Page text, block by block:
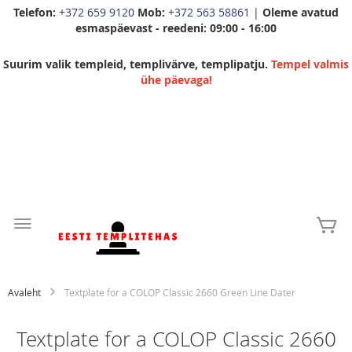
Telefon: +372 659 9120 Mob: +372 563 58861 | Oleme avatud
esmaspäevast - reedeni: 09:00 - 16:00
Suurim valik templeid, templivärve, templipatju. Tempel valmis
ühe päevaga!
Content
Avaleht Textplate for a COLOP Classic 2660 Green Line Dater
Textplate for a COLOP Classic 2660